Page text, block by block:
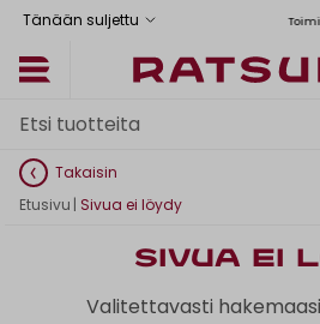
Tänään suljettu
Takaisin
Etusivu | Sivua ei löydy
Sivua ei
Valitettavasti